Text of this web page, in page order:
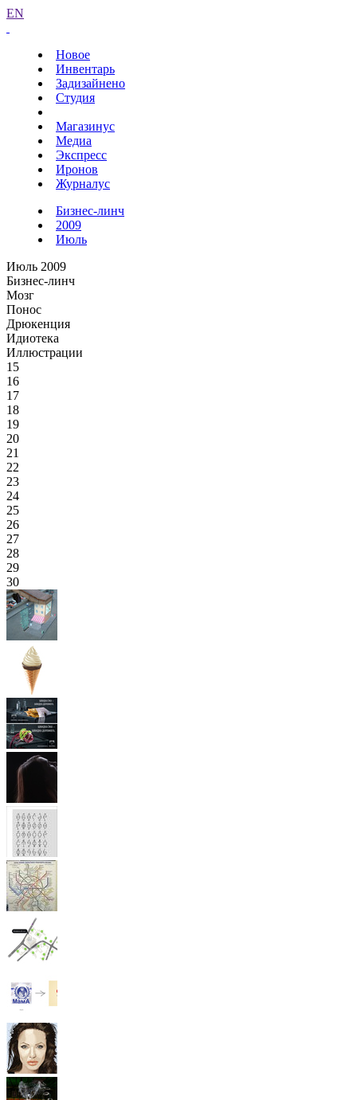
EN
Новое
Инвентарь
Задизайнено
Студия
Магазинус
Медиа
Экспресс
Иронов
Журналус
Бизнес-линч
2009
Июль
Июль 2009
Бизнес-линч
Мозг
Понос
Дрюкенция
Идиотека
Иллюстрации
15
16
17
18
19
20
21
22
23
24
25
26
27
28
29
30